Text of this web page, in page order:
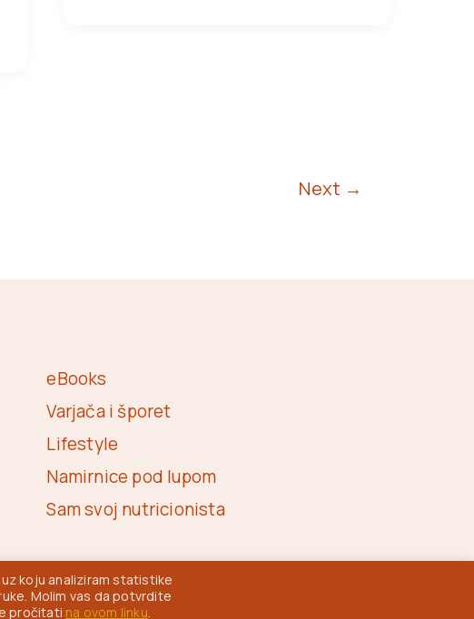
Next →
eBooks
Varjača i šporet
Lifestyle
Namirnice pod lupom
Sam svoj nutricionista
koju analiziram statistike
Molim vas da potvrdite
pročitati na ovom linku.